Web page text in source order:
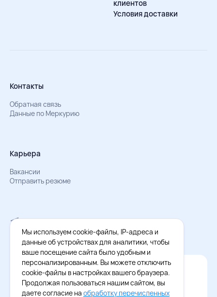
клиентов
Условия доставки
Контакты
Обратная связь
Данные по Меркурию
Карьера
Вакансии
Отправить резюме
Мы в Телеграм
Документы об обработке персональных данных
Охрана труда – результаты СОУТ
Официальное приложение Восток - Запад
Cкачайте бесплатное приложение
Мы используем cookie-файлы, IP-адреса и
данные об устройствах для аналитики, чтобы
ваше посещение сайта было удобным и
персонализированным. Вы можете отключить
cookie-файлы в настройках вашего браузера.
Продолжая пользоваться нашим сайтом, вы
даете согласие на обработку перечисленных